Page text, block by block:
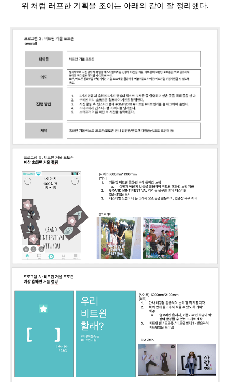
위 처럼 러프한 기획을 조이는 아래와 같이 잘 정리했다.